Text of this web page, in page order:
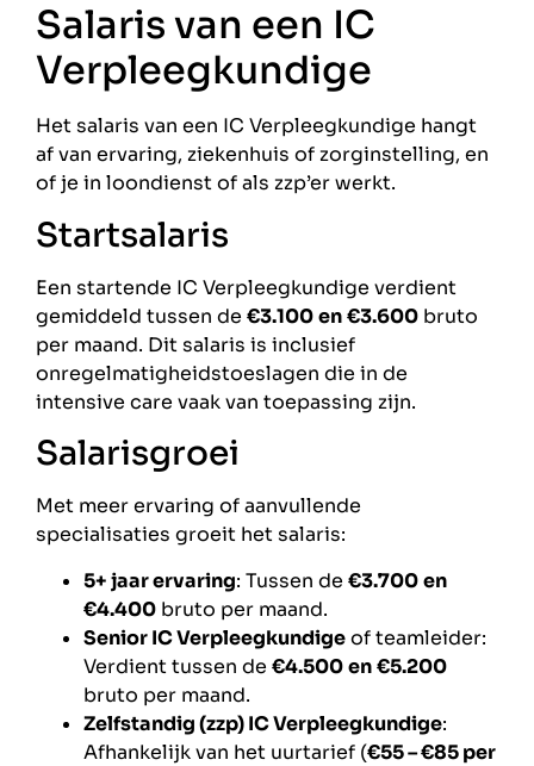
Salaris van een IC
Verpleegkundige
Het salaris van een IC Verpleegkundige hangt
af van ervaring, ziekenhuis of zorginstelling, en
of je in loondienst of als zzp’er werkt.
Startsalaris
Een startende IC Verpleegkundige verdient
gemiddeld tussen de €3.100en€3.600 bruto
per maand. Dit salaris is inclusief
onregelmatigheidstoeslagen die in de
intensive care vaak van toepassing zijn.
Salarisgroei
Met meer ervaring of aanvullende
specialisaties groeit het salaris:
5+ jaar ervaring: Tussen de €3.700en
€4.400 bruto per maand.
Senior IC Verpleegkundigeof teamleider:
Verdient tussen de €4.500en€5.200
bruto per maand.
Zelfstandig (zzp) IC Verpleegkundige:
Afhankelijk van het uurtarief (€55 – €85 per